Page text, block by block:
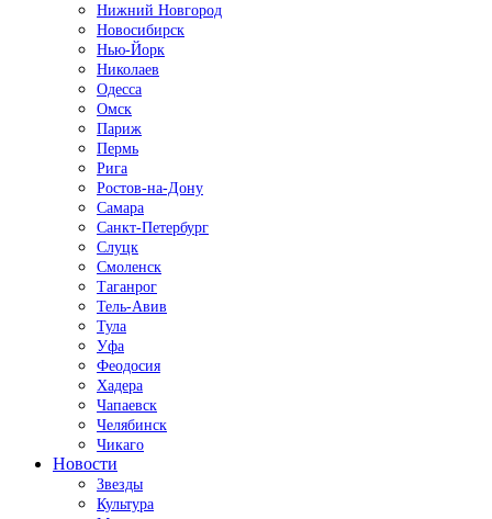
Нижний Новгород
Новосибирск
Нью-Йорк
Николаев
Одесса
Омск
Париж
Пермь
Рига
Ростов-на-Дону
Самара
Санкт-Петербург
Слуцк
Смоленск
Таганрог
Тель-Авив
Тула
Уфа
Феодосия
Хадера
Чапаевск
Челябинск
Чикаго
Новости
Звезды
Культура